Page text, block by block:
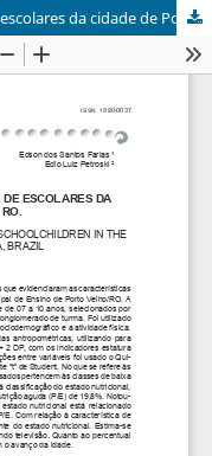
Estado nutricional e atividade física de escolares da cidade de Porto Velho, RO